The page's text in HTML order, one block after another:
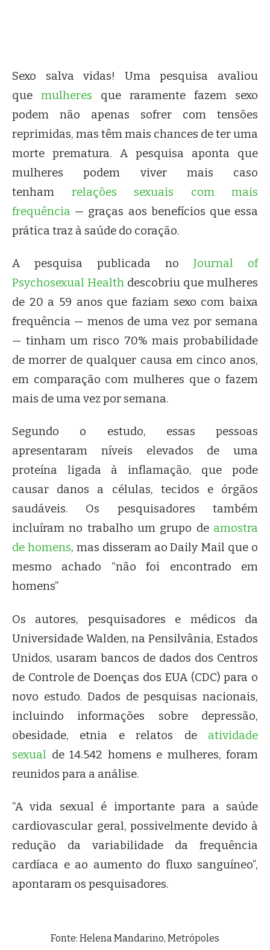
Sexo salva vidas! Uma pesquisa avaliou
que mulheres que raramente fazem sexo
podem não apenas sofrer com tensões
reprimidas, mas têm mais chances de ter uma
morte prematura. A pesquisa aponta que
mulheres podem viver mais caso
tenham relações sexuais com mais
frequência — graças aos benefícios que essa
prática traz à saúde do coração.
A pesquisa publicada no Journal of
Psychosexual Health descobriu que mulheres
de 20 a 59 anos que faziam sexo com baixa
frequência — menos de uma vez por semana
— tinham um risco 70% mais probabilidade
de morrer de qualquer causa em cinco anos,
em comparação com mulheres que o fazem
mais de uma vez por semana.
Segundo o estudo, essas pessoas
apresentaram níveis elevados de uma
proteína ligada à inflamação, que pode
causar danos a células, tecidos e órgãos
saudáveis. Os pesquisadores também
incluíram no trabalho um grupo de amostra
de homens, mas disseram ao Daily Mail que o
mesmo achado “não foi encontrado em
homens”
Os autores, pesquisadores e médicos da
Universidade Walden, na Pensilvânia, Estados
Unidos, usaram bancos de dados dos Centros
de Controle de Doenças dos EUA (CDC) para o
novo estudo. Dados de pesquisas nacionais,
incluindo informações sobre depressão,
obesidade, etnia e relatos deatividade
sexual de 14.542 homens e mulheres, foram
reunidos para a análise.
“A vida sexual é importante para a saúde
cardiovascular geral, possivelmente devido à
redução da variabilidade da frequência
cardíaca e ao aumento do fluxo sanguíneo”,
apontaram os pesquisadores.
Fonte: Helena Mandarino, Metrópoles